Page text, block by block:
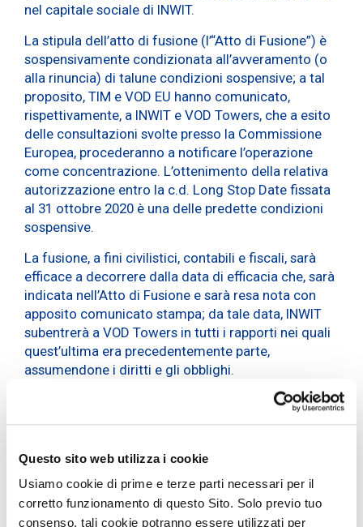
Questo sito web utilizza i cookie
Usiamo cookie di prime e terze parti necessari per il
corretto funzionamento di questo Sito. Solo previo tuo
consenso, tali cookie potranno essere utilizzati per
nel capitale sociale di INWIT.
La stipula dell’atto di fusione (l’“Atto di Fusione”) è
sospensivamente condizionata all’avveramento (o
alla rinuncia) di talune condizioni sospensive; a tal
proposito, TIM e VOD EU hanno comunicato,
rispettivamente, a INWIT e VOD Towers, che a esito
delle consultazioni svolte presso la Commissione
Europea, procederanno a notificare l’operazione
come concentrazione. L’ottenimento della relativa
autorizzazione entro la c.d. Long Stop Date fissata
al 31 ottobre 2020 è una delle predette condizioni
sospensive.
La fusione, a fini civilistici, contabili e fiscali, sarà
efficace a decorrere dalla data di efficacia che, sarà
indicata nell’Atto di Fusione e sarà resa nota con
apposito comunicato stampa; da tale data, INWIT
subentrerà a VOD Towers in tutti i rapporti nei quali
quest’ultima era precedentemente parte,
assumendone i diritti e gli obblighi.
Consob in materia di operazioni con parti
correlate, il relativo Documento Informativo è
stato pubblicato in data 1° agosto 2019 ed è